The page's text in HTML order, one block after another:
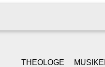
THEOLOGE